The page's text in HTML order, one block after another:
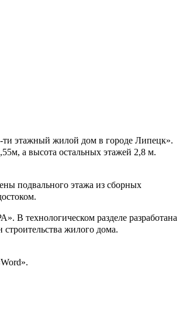
этажный жилой дом в городе Липецк».
а высота остальных этажей 2,8 м.
подвального этажа из сборных
В технологическом разделе разработана
жилого дома.